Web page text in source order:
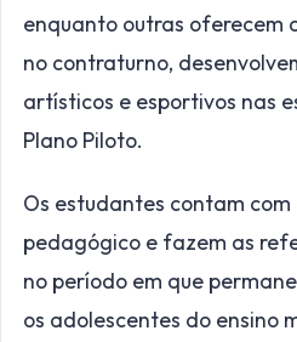
enquanto outras oferecem
no contraturno,
artísticos e esportivos nas
Plano Piloto.
Os estudantes contam
pedagógico e fazem as
no período em que
os adolescentes do ensino